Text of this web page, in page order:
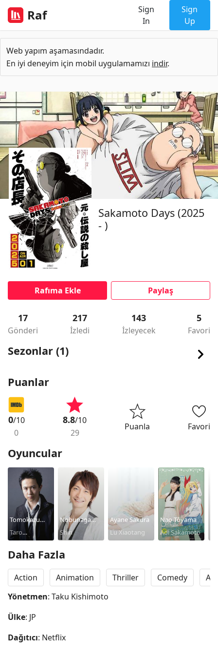
Raf
Sign
In
Sign
Up
Web yapım aşamasındadır.
En iyi deneyim için mobil uygulamamızı indir.
Sakamoto Days (2025
- )
Rafıma Ekle Paylaş
17
Gönderi
217
İzledi
143
İzleyecek
5
Favori
Sezonlar (1)
Puanlar
0/10
0
8.8/10
29
Puanla Favori
Oyuncular
Tomokazu
Sugita
Taro
Nobunaga
Shimazaki
Shin
Ayane Sakura
Lu Xiaotang
Nao Tôyama
Aoi Sakamoto
Daha Fazla
Action Animation Thriller Comedy
Yönetmen: Taku Kishimoto
Ülke: JP
Dağıtıcı: Netflix